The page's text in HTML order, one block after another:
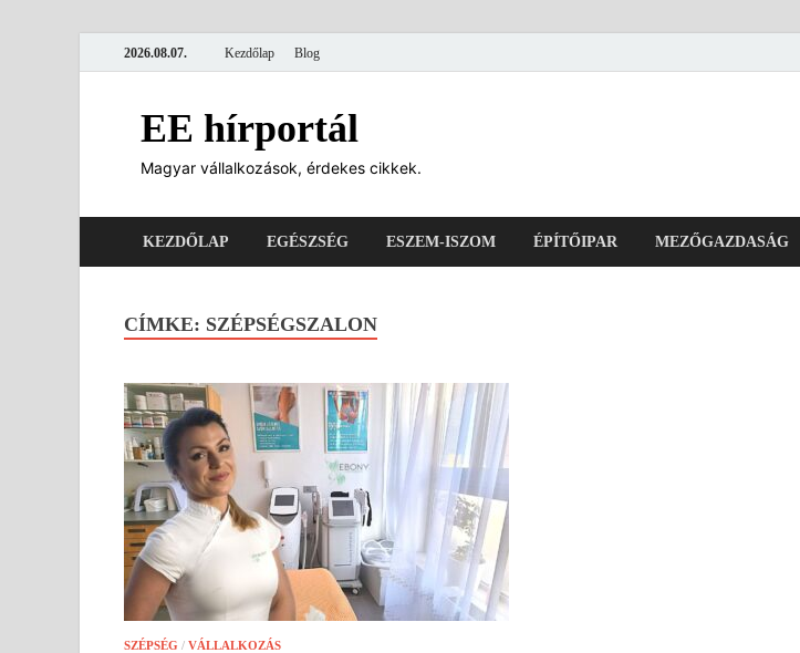
2026.08.07. Kezdőlap Blog
EE hírportál
Magyar vállalkozások, érdekes cikkek.
KEZDŐLAP EGÉSZSÉG ESZEM-ISZOM ÉPÍTŐIPAR MEZŐGAZDASÁG
CÍMKE: SZÉPSÉGSZALON
SZÉPSÉG / VÁLLALKOZÁS